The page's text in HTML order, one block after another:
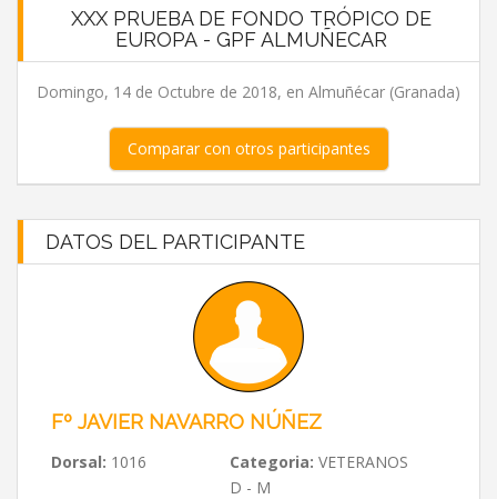
XXX PRUEBA DE FONDO TRÓPICO DE
EUROPA - GPF ALMUÑECAR
Domingo, 14 de Octubre de 2018, en Almuñécar (Granada)
Comparar con otros participantes
DATOS DEL PARTICIPANTE
Fº JAVIER NAVARRO NÚÑEZ
Dorsal: 1016 Categoria: VETERANOS
D - M